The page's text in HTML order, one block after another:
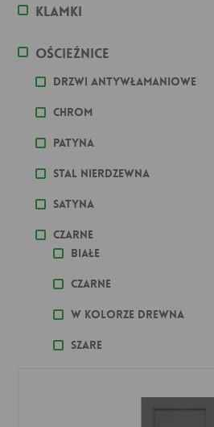
Klamki
Ościeżnice
Drzwi antywłamaniowe
Chrom
Patyna
stal nierdzewna
Satyna
Czarne
Białe
Czarne
W kolorze drewna
Szare